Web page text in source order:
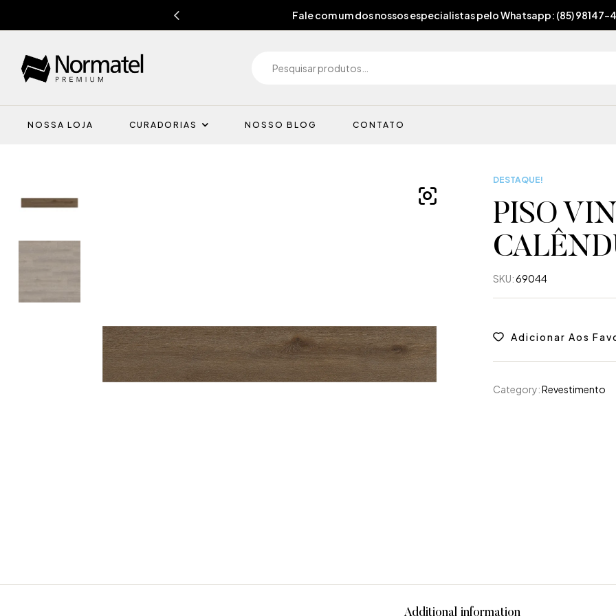
Fale com um dos nossos especialistas pelo Whatsapp: (85) 98147-
NOSSA LOJA CURADORIAS NOSSO BLOG CONTATO
DESTAQUE!
PISO
SKU:69044
Adicionar Aos
Category:Revestimento
Additional information